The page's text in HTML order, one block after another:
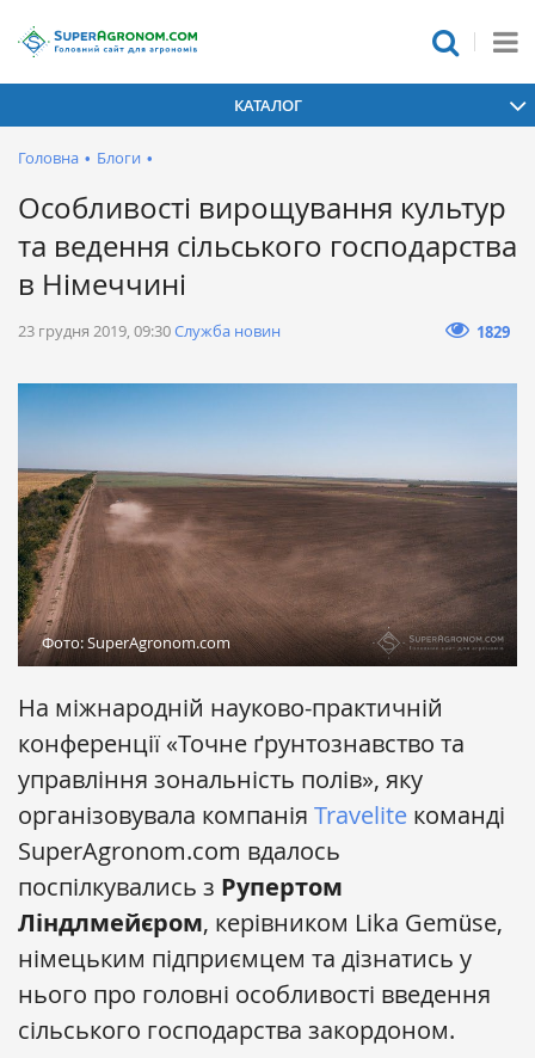
КАТАЛОГ
Головна • Блоги •
Особливості вирощування культур
та ведення сільського господарства
в Німеччині
23 грудня 2019, 09:30Служба новин 1829
Фото: SuperAgronom.com
На міжнародній науково-практичній
конференції «Точне ґрунтознавство та
управління зональність полів», яку
організовувала компанія Travelite команді
SuperAgronom.com вдалось
поспілкувались з Рупертом
Ліндлмейєром, керівником Lika Gemüse,
німецьким підприємцем та дізнатись у
нього про головні особливості введення
сільського господарства закордоном.